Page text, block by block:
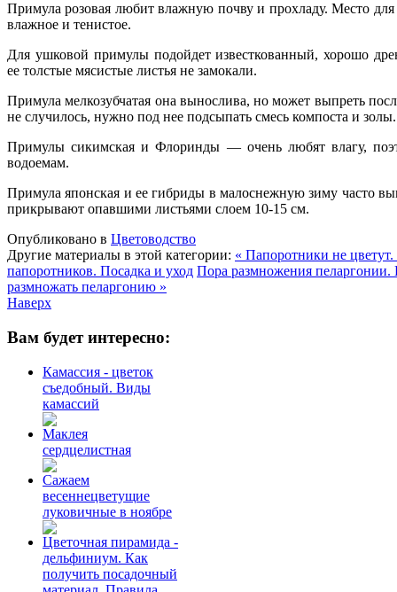
Примула розовая любит влажную почву и прохладу. Место
влажное и тенистое.
Для ушковой примулы подойдет известкованный, хорошо
ее толстые мясистые листья не замокали.
Примула мелкозубчатая она вынослива, но может выпреть
не случилось, нужно под нее подсыпать смесь компоста и золы.
Примулы сикимская и Флоринды — очень любят влагу,
водоемам.
Примула японская и ее гибриды в малоснежную зиму часто
прикрывают опавшими листьями слоем 10-15 см.
Опубликовано в Цветоводство
Другие материалы в этой категории: « Папоротники не
папоротников. Посадка и уход Пора размножения
размножать пеларгонию »
Наверх
Вам будет интересно:
Камассия - цветок
съедобный. Виды
камассий
Маклея
сердцелистная
Сажаем
весеннецветущие
луковичные в ноябре
Цветочная пирамида -
дельфиниум. Как
получить посадочный